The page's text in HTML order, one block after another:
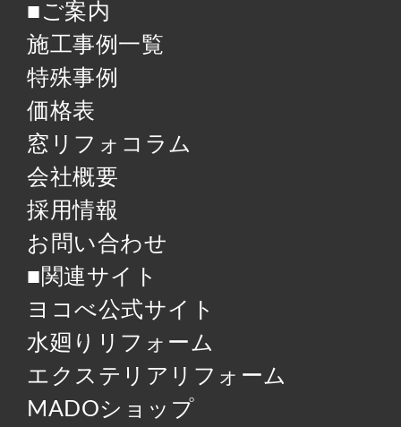
■ご案内
施工事例一覧
特殊事例
価格表
窓リフォコラム
会社概要
採用情報
お問い合わせ
■関連サイト
ヨコべ公式サイト
水廻りリフォーム
エクステリアリフォーム
MADOショップ